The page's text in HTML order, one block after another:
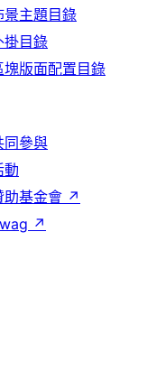
景主題目錄
掛目錄
塊版面配置目錄
同參與
動
助基金會 ↗
↗